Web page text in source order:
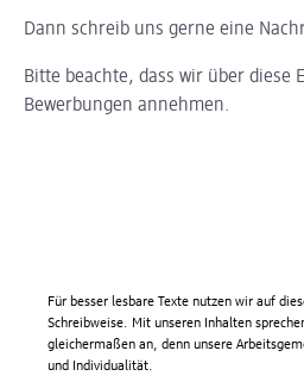
Dann schreib uns gerne eine
Bitte beachte, dass wir über diese
Bewerbungen annehmen.
Für besser lesbare Texte nutzen wir auf
Schreibweise. Mit unseren Inhalten
gleichermaßen an, denn unsere
und Individualität.